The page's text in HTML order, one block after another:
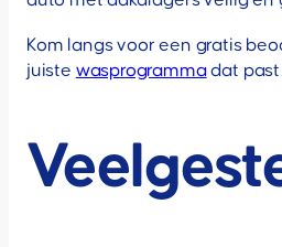
Kom langs voor een gratis
juiste wasprogrammadat past